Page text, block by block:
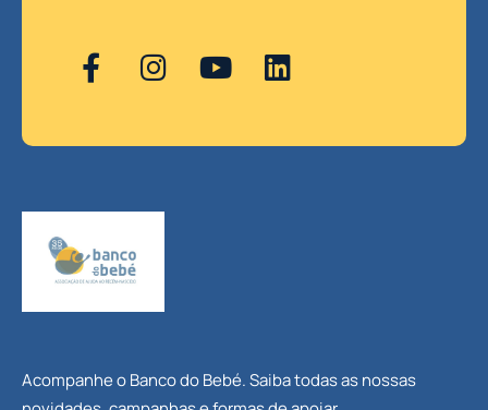
Acompanhe o Banco do Bebé. Saiba todas as nossas